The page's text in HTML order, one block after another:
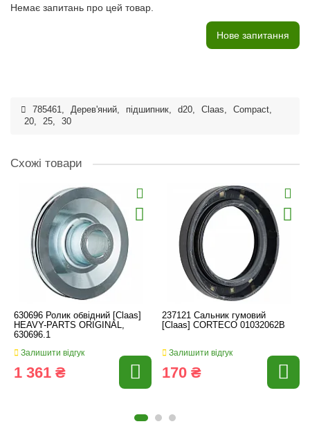
Немає запитань про цей товар.
Нове запитання
785461, Дерев'яний, підшипник, d20, Claas, Compact,
20, 25, 30
Схожі товари
630696 Ролик обвідний [Claas]
HEAVY-PARTS ORIGINAL,
630696.1
Залишити відгук
1 361 ₴
237121 Сальник гумовий
[Claas] CORTECO 01032062B
Залишити відгук
170 ₴